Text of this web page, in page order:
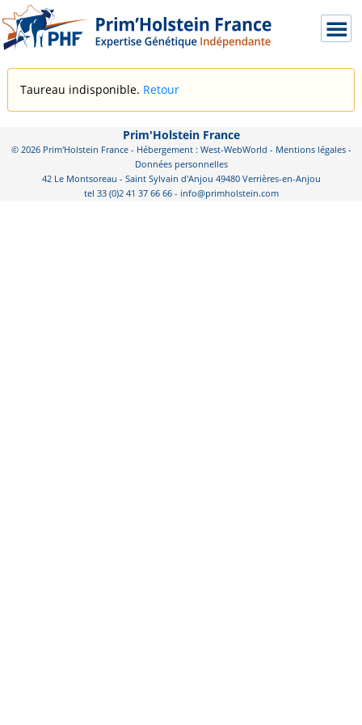
Taureau indisponible. Retour
Prim'Holstein France
© 2026 Prim'Holstein France - Hébergement : West-WebWorld - Mentions légales-
Données personnelles
42 Le Montsoreau - Saint Sylvain d'Anjou 49480 Verrières-en-Anjou
tel 33 (0)2 41 37 66 66 - info@primholstein.com